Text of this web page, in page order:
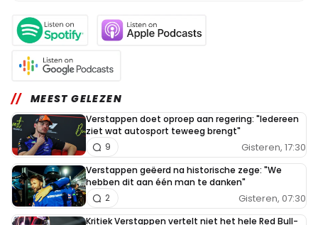
MEEST GELEZEN
Verstappen doet oproep aan regering: "Iedereen
ziet wat autosport teweeg brengt"
Gisteren, 17:30
9
Verstappen geëerd na historische zege: "We
hebben dit aan één man te danken"
Gisteren, 07:30
2
Kritiek Verstappen vertelt niet het hele Red Bull-